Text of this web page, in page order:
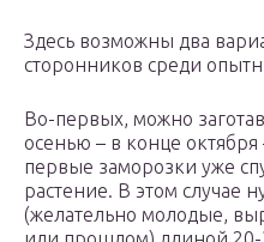
Здесь возможны два
сторонников среди
Во-первых, можно
осенью – в конце
первые заморозки уже
растение. В этом случае
(желательно молодые,